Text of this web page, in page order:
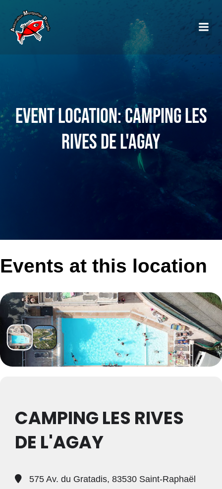
Event Location: Camping les
rives de l'Agay
Events at this location
CAMPING LES RIVES
DE L'AGAY
575 Av. du Gratadis, 83530 Saint-Raphaël